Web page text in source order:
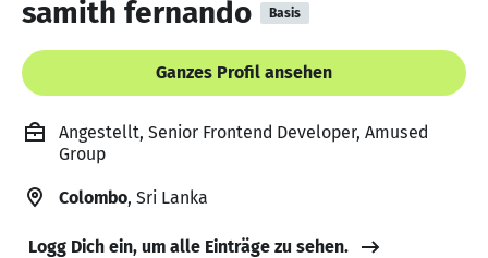
samith fernando Basis
Ganzes Profil ansehen
Angestellt, Senior Frontend Developer, Amused
Group
Colombo, Sri Lanka
Logg Dich ein, um alle Einträge zu sehen.